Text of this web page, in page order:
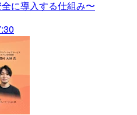
に導入する仕組み〜